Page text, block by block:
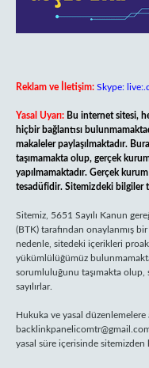
Reklam ve İletişim: Skype:
Yasal Uyarı: Bu internet sitesi,
hiçbir bağlantısı
makaleler paylaşılmaktadır.
taşımamakta olup, gerçek
yapılmamaktadır. Gerçek
tesadüfidir. Sitemizdeki bilgiler
Sitemiz, 5651 Sayılı Kanun
(BTK) tarafından onaylanmış
nedenle, sitedeki içerikleri
yükümlülüğümüz
sorumluluğunu taşımakta
sayılırlar.
Hukuka ve yasal
yasal süre içerisinde sitemizden